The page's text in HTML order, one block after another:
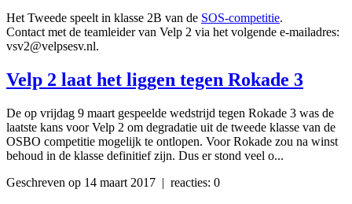
Het Tweede speelt in klasse 2B van de SOS-competitie.
Contact met de teamleider van Velp 2 via het volgende e-mailadres:
vsv2@velpsesv.nl.
Velp 2 laat het liggen tegen Rokade 3
De op vrijdag 9 maart gespeelde wedstrijd tegen Rokade 3 was de
laatste kans voor Velp 2 om degradatie uit de tweede klasse van de
OSBO competitie mogelijk te ontlopen. Voor Rokade zou na winst
behoud in de klasse definitief zijn. Dus er stond veel o...
Geschreven op 14 maart 2017 | reacties: 0